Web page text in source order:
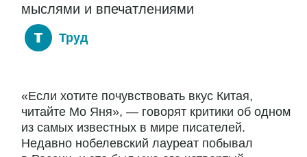
мыслями и впечатлениями
Труд
«Если хотите почувствовать вкус Китая,
читайте Мо Яня», — говорят критики об одном
из самых известных в мире писателей.
Недавно нобелевский лауреат побывал